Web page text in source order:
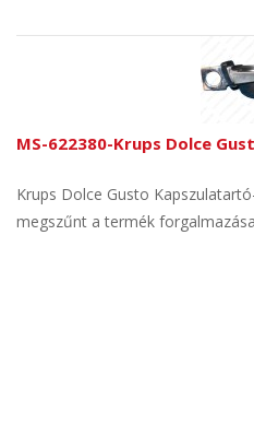
MS-622380-Krups Dolce
Krups Dolce Gusto
megszűnt a termék